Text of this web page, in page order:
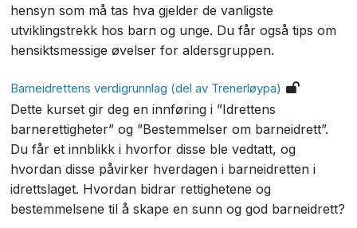
hensyn som må tas hva gjelder de vanligste
utviklingstrekk hos barn og unge. Du får også tips om
hensiktsmessige øvelser for aldersgruppen.
Barneidrettens verdigrunnlag (del av Trenerløypa)
Dette kurset gir deg en innføring i ”Idrettens
barnerettigheter” og ”Bestemmelser om barneidrett”.
Du får et innblikk i hvorfor disse ble vedtatt, og
hvordan disse påvirker hverdagen i barneidretten i
idrettslaget. Hvordan bidrar rettighetene og
bestemmelsene til å skape en sunn og god barneidrett?